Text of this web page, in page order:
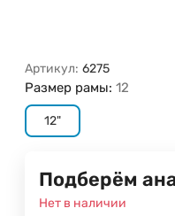
Артикул: 6275
Размер рамы: 12
12"
Подберём
Нет в наличии